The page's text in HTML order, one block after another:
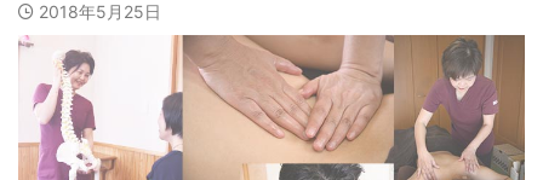
2018年5月25日